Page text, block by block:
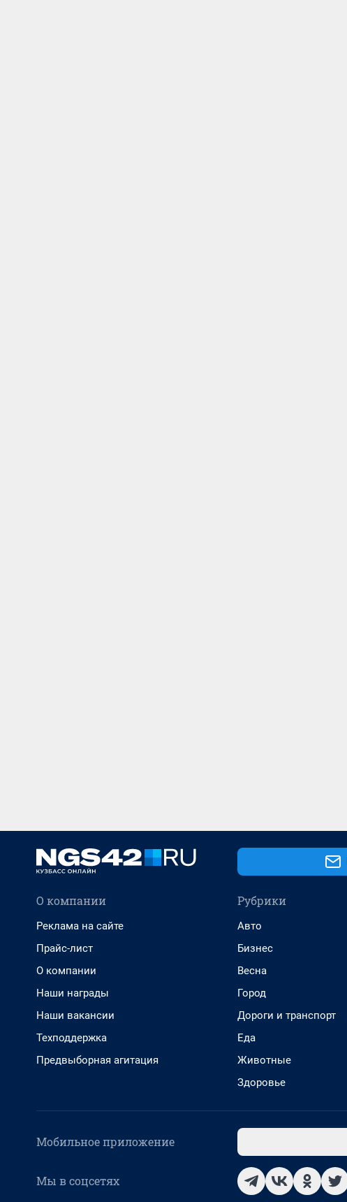
О компании
Реклама на сайте
Прайс-лист
О компании
Наши награды
Наши вакансии
Техподдержка
Предвыборная агитация
Рубрики
Авто
Бизнес
Весна
Город
Дороги и транспорт
Еда
Животные
Здоровье
Мобильное приложение
Мы в соцсетях